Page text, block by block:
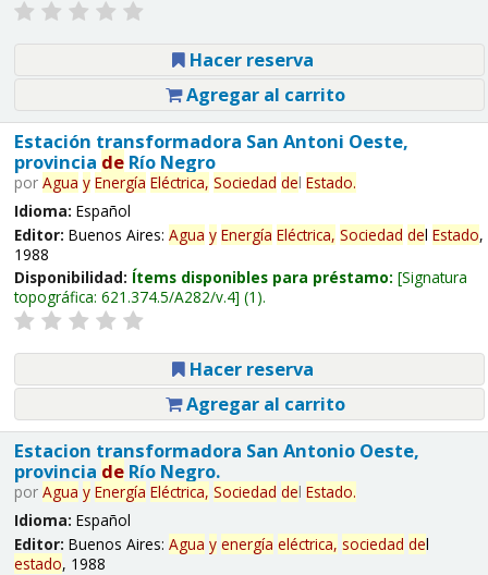
Hacer reserva
Agregar al carrito
Estación transformadora San Antoni Oeste,
provincia deRío Negro
por Agua y Energía Eléctrica, Sociedad del Estado.
Idioma: Español
Editor: Buenos Aires: Agua y Energía Eléctrica, Sociedad del Estado,
1988
Disponibilidad: Ítems disponibles para préstamo: Signatura
topográfica: 621.374.5/A282/v.4 (1).
Hacer reserva
Agregar al carrito
Estacion transformadora San Antonio Oeste,
provincia deRío Negro.
por Agua y Energía Eléctrica, Sociedad del Estado.
Idioma: Español
Editor: Buenos Aires: Agua y energía eléctrica, sociedad del
estado, 1988